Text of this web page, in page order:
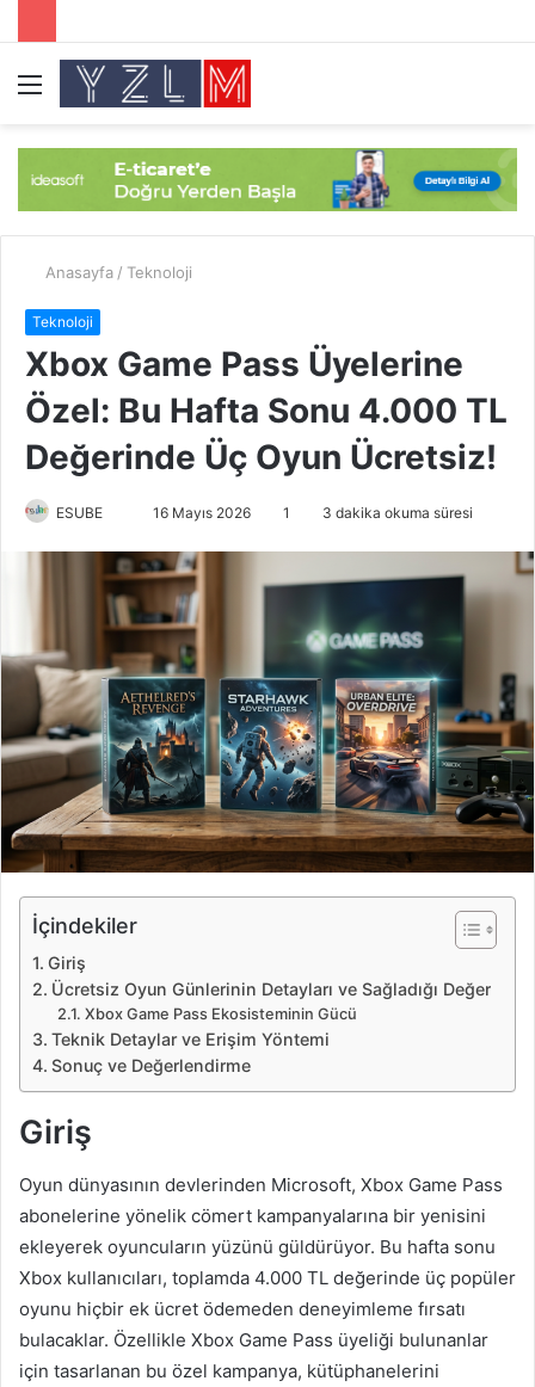
Menü
Anasayfa / Teknoloji
Teknoloji
Xbox Game Pass Üyelerine
Özel: Bu Hafta Sonu 4.000 TL
Değerinde Üç Oyun Ücretsiz!
ESUBE
r
e
-
p
o
s
t
a
g
ö
n
e
16 Mayıs 2026 1 3 dakika okuma süresi
İçindekiler
Giriş
Ücretsiz Oyun Günlerinin Detayları ve Sağladığı Değer
Xbox Game Pass Ekosisteminin Gücü
Teknik Detaylar ve Erişim Yöntemi
Sonuç ve Değerlendirme
Giriş
Oyun dünyasının devlerinden Microsoft, Xbox Game Pass
abonelerine yönelik cömert kampanyalarına bir yenisini
ekleyerek oyuncuların yüzünü güldürüyor. Bu hafta sonu
Xbox kullanıcıları, toplamda 4.000 TL değerinde üç popüler
oyunu hiçbir ek ücret ödemeden deneyimleme fırsatı
bulacaklar. Özellikle Xbox Game Pass üyeliği bulunanlar
için tasarlanan bu özel kampanya, kütüphanelerini